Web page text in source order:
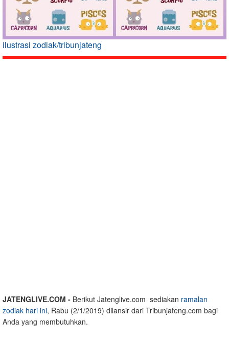
ilustrasi zodiak/tribunjateng
JATENGLIVE.COM - Berikut Jatenglive.com sediakan ramalan
zodiak hari ini, Rabu (2/1/2019) dilansir dari Tribunjateng.com bagi
Anda yang membutuhkan.